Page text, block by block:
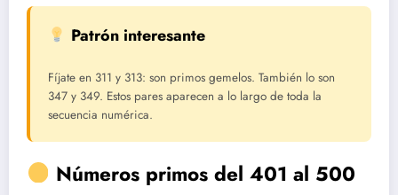
Patrón interesante
Fíjate en 311 y 313: son primos gemelos. También lo son
347 y 349. Estos pares aparecen a lo largo de toda la
secuencia numérica.
Números primos del 401 al 500